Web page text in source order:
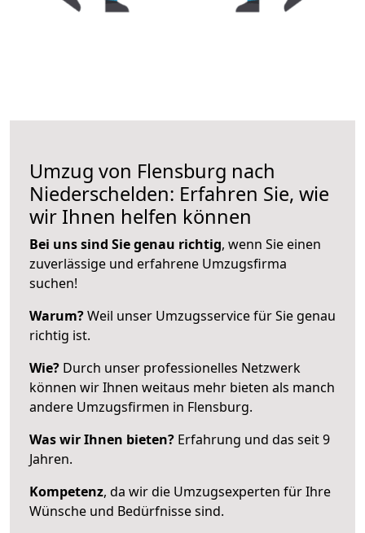
Umzug von Flensburg nach
Niederschelden: Erfahren Sie, wie
wir Ihnen helfen können
Bei uns sind Sie genau richtig, wenn Sie einen
zuverlässige und erfahrene Umzugsfirma
suchen!
Warum?Weil unser Umzugsservice für Sie genau
richtig ist.
Wie? Durch unser professionelles Netzwerk
können wir Ihnen weitaus mehr bieten als manch
andere Umzugsfirmen in Flensburg.
Was wir Ihnen bieten? Erfahrung und das seit 9
Jahren.
Kompetenz, da wir die Umzugsexperten für Ihre
Wünsche und Bedürfnisse sind.